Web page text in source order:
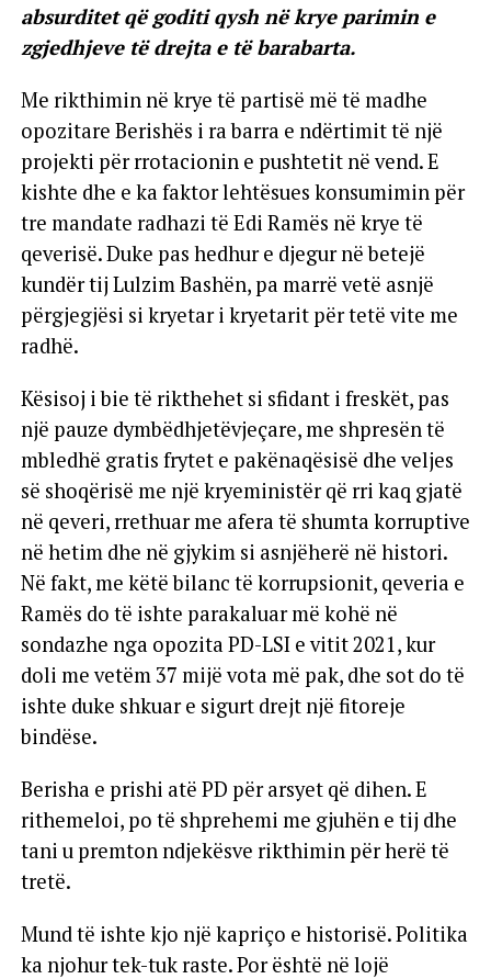
absurditet që goditi qysh në krye parimin e
zgjedhjeve të drejta e të barabarta.
Me rikthimin në krye të partisë më të madhe
opozitare Berishës i ra barra e ndërtimit të një
projekti për rrotacionin e pushtetit në vend. E
kishte dhe e ka faktor lehtësues konsumimin për
tre mandate radhazi të Edi Ramës në krye të
qeverisë. Duke pas hedhur e djegur në betejë
kundër tij Lulzim Bashën, pa marrë vetë asnjë
përgjegjësi si kryetar i kryetarit për tetë vite me
radhë.
Kësisoj i bie të rikthehet si sfidant i freskët, pas
një pauze dymbëdhjetëvjeçare, me shpresën të
mbledhë gratis frytet e pakënaqësisë dhe veljes
së shoqërisë me një kryeministër që rri kaq gjatë
në qeveri, rrethuar me afera të shumta korruptive
në hetim dhe në gjykim si asnjëherë në histori.
Në fakt, me këtë bilanc të korrupsionit, qeveria e
Ramës do të ishte parakaluar më kohë në
sondazhe nga opozita PD-LSI e vitit 2021, kur
doli me vetëm 37 mijë vota më pak, dhe sot do të
ishte duke shkuar e sigurt drejt një fitoreje
bindëse.
Berisha e prishi atë PD për arsyet që dihen. E
rithemeloi, po të shprehemi me gjuhën e tij dhe
tani u premton ndjekësve rikthimin për herë të
tretë.
Mund të ishte kjo një kapriço e historisë. Politika
ka njohur tek-tuk raste. Por është në lojë